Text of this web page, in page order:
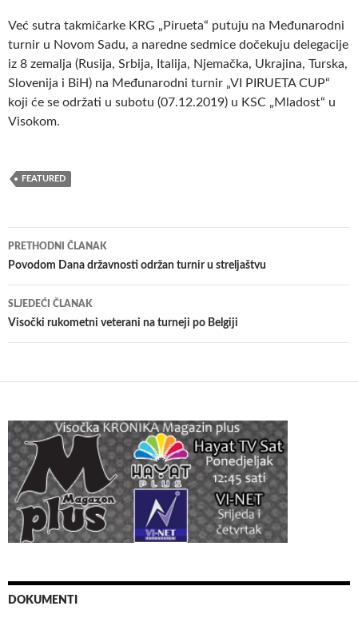
Već sutra takmičarke KRG „Pirueta“ putuju na Međunarodni
turnir u Novom Sadu, a naredne sedmice dočekuju delegacije
iz 8 zemalja (Rusija, Srbija, Italija, Njemačka, Ukrajina, Turska,
Slovenija i BiH) na Međunarodni turnir „VI PIRUETA CUP“
koji će se održati u subotu (07.12.2019) u KSC „Mladost“ u
Visokom.
FEATURED
Navigacija
članaka
PRETHODNI ČLANAK
Povodom Dana državnosti održan turnir u streljaštvu
SLJEDEĆI ČLANAK
Visočki rukometni veterani na turneji po Belgiji
DOKUMENTI